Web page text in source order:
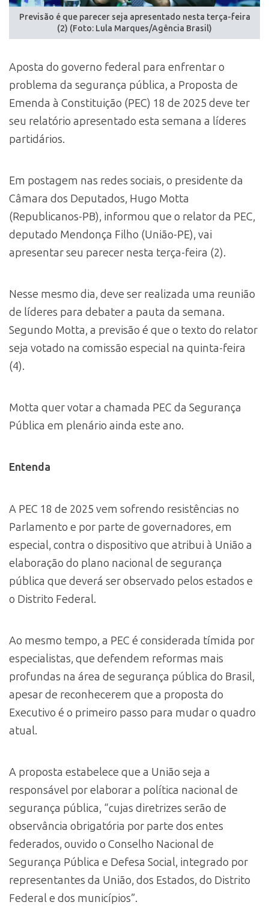
Previsão é que parecer seja apresentado nesta terça-feira
(2) (Foto: Lula Marques/Agência Brasil)
Aposta do governo federal para enfrentar o
problema da segurança pública, a Proposta de
Emenda à Constituição (PEC) 18 de 2025 deve ter
seu relatório apresentado esta semana a líderes
partidários.
Em postagem nas redes sociais, o presidente da
Câmara dos Deputados, Hugo Motta
(Republicanos-PB), informou que o relator da PEC,
deputado Mendonça Filho (União-PE), vai
apresentar seu parecer nesta terça-feira (2).
Nesse mesmo dia, deve ser realizada uma reunião
de líderes para debater a pauta da semana.
Segundo Motta, a previsão é que o texto do relator
seja votado na comissão especial na quinta-feira
(4).
Motta quer votar a chamada PEC da Segurança
Pública em plenário ainda este ano.
Entenda
A PEC 18 de 2025 vem sofrendo resistências no
Parlamento e por parte de governadores, em
especial, contra o dispositivo que atribui à União a
elaboração do plano nacional de segurança
pública que deverá ser observado pelos estados e
o Distrito Federal.
Ao mesmo tempo, a PEC é considerada tímida por
especialistas, que defendem reformas mais
profundas na área de segurança pública do Brasil,
apesar de reconhecerem que a proposta do
Executivo é o primeiro passo para mudar o quadro
atual.
A proposta estabelece que a União seja a
responsável por elaborar a política nacional de
segurança pública, “cujas diretrizes serão de
observância obrigatória por parte dos entes
federados, ouvido o Conselho Nacional de
Segurança Pública e Defesa Social, integrado por
representantes da União, dos Estados, do Distrito
Federal e dos municípios”.